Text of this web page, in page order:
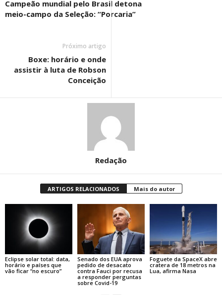
Campeão mundial pelo Brasil detona
meio-campo da Seleção: “Porcaria”
Próximo artigo
Boxe: horário e onde
assistir à luta de Robson
Conceição
Redação
ARTIGOS RELACIONADOS Mais do autor
Eclipse solar total: data,
horário e países que
vão ficar “no escuro”
Senado dos EUA aprova
pedido de desacato
contra Fauci por recusa
a responder perguntas
sobre Covid-19
Foguete da SpaceX abre
cratera de 18 metros na
Lua, afirma Nasa